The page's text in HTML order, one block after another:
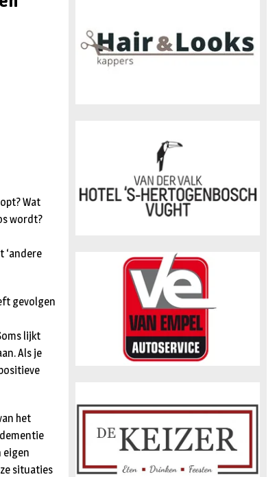
Wat
wordt?
‘andere
gevolgen
lijkt
Als je
het
eigen
situaties